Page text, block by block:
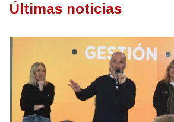
Últimas noticias